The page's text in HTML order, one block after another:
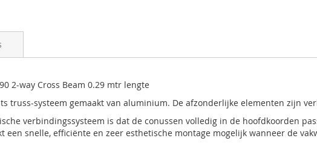
2-way Cross Beam 0.29 mtr lengte
truss-systeem gemaakt van aluminium. De afzonderlijke elementen zijn
verbindingssysteem is dat de conussen volledig in de hoofdkoorden
een snelle, efficiënte en zeer esthetische montage mogelijk wanneer de